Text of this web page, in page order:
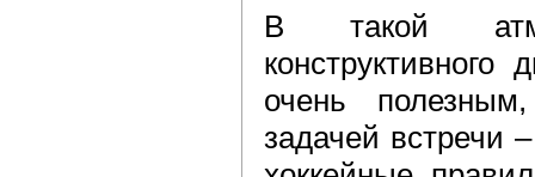
В такой
конструктивного
очень
задачей встречи